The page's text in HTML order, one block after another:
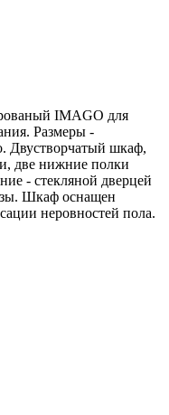
IMAGO для
Размеры -
Двустворчатый шкаф,
две нижние полки
- стекляной дверцей
Шкаф оснащен
неровностей пола.